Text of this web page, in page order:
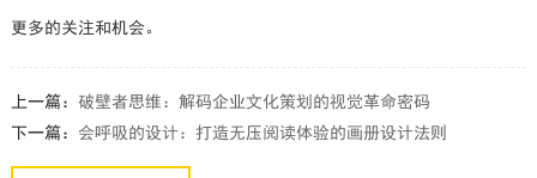
更多的关注和机会。
上一篇： 破壁者思维：解码企业文化策划的视觉革命密码
下一篇： 会呼吸的设计：打造无压阅读体验的画册设计法则